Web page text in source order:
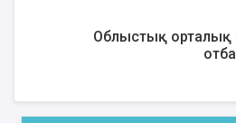
Облыстық орталық